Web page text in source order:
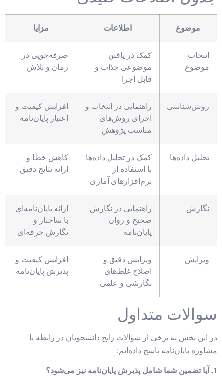
موضوع اطلاعات مزایا
انتخاب
موضوع
کمک در یافتن
موضوعی جذاب و
قابل اجرا
صرفه‌جویی در
زمان و تلاش
روش‌شناسی
راهنمایی در انتخاب و
اجرای روش‌های
مناسب پژوهش
افزایش کیفیت و
اعتبار پایان‌نامه
تحلیل داده‌ها
کمک در تحلیل داده‌ها
با استفاده از
نرم‌افزارهای آماری
کاهش خطا و
ارائه نتایج دقیق
نگارش
راهنمایی در نگارش
صحیح و روان
پایان‌نامه
ارائه پایان‌نامه‌ای
با ساختار و
نگارش حرفه‌ای
ویرایش
ویرایش دقیق و
اصلاح غلط‌های
نگارشی و علمی
افزایش کیفیت و
پذیرش پایان‌نامه
سوالات متداول
در این بخش به برخی از سوالات رایج دانشجویان در رابطه با
مشاوره پایان‌نامه پاسخ داده‌ایم:
1. آیا تضمین شما شامل پذیرش پایان‌نامه نیز می‌شود؟